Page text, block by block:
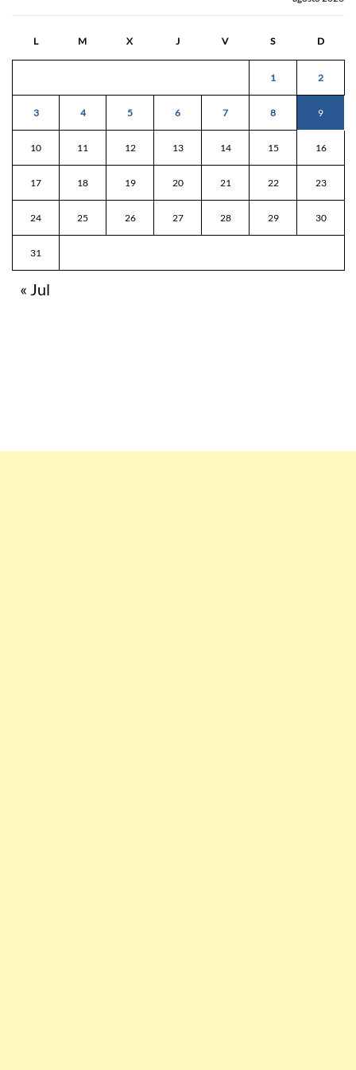
L M X J V S D
1 2
3 4 5 6 7 8 9
10 11 12 13 14 15 16
17 18 19 20 21 22 23
24 25 26 27 28 29 30
31
« Jul